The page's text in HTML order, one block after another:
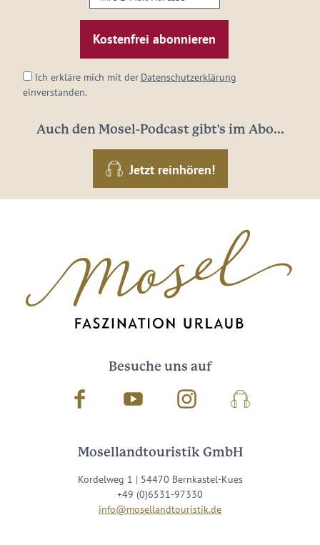
E-
Mail-
Adresse:
Ich erkläre mich mit der Datenschutzerklärung
einverstanden.
Auch den Mosel-Podcast gibt's im Abo...
Jetzt reinhören!
Besuche uns auf
Facebook Youtube InstagramPodcast
Mosellandtouristik GmbH
Kordelweg 1 | 54470 Bernkastel-Kues
+49 (0)6531-97330
info@mosellandtouristik.de